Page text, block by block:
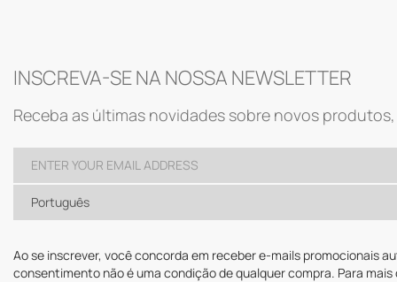
INSCREVA-SE NA NOSSA NEWSLETTER
Receba as últimas novidades sobre novos
Português
Ao se inscrever, você concorda em receber e-mails promocionais
consentimento não é uma condição de qualquer compra. Para